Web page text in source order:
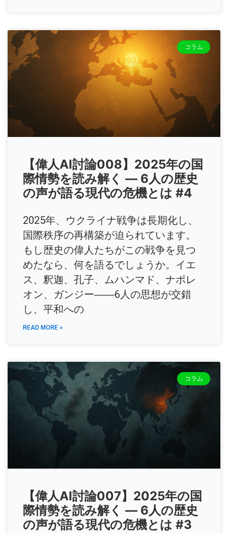
コラム
【偉人AI討論008】2025年の国
際情勢を読み解く ― 6人の歴史
の声が語る現代の危機とは #4
2025年、ウクライナ戦争は長期化し、
国際秩序の再構築が迫られています。
もし歴史の偉人たちがこの戦争を見つ
めたなら、何を語るでしょうか。イエ
ス、釈迦、孔子、ムハンマド、ナポレ
オン、ガンジー――6人の思想が交錯
し、平和への
READ MORE »
コラム
【偉人AI討論007】2025年の国
際情勢を読み解く ― 6人の歴史
の声が語る現代の危機とは #3